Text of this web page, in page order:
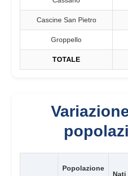
Cascine San Pietro
Groppello
TOTALE
Popolazione
Nati